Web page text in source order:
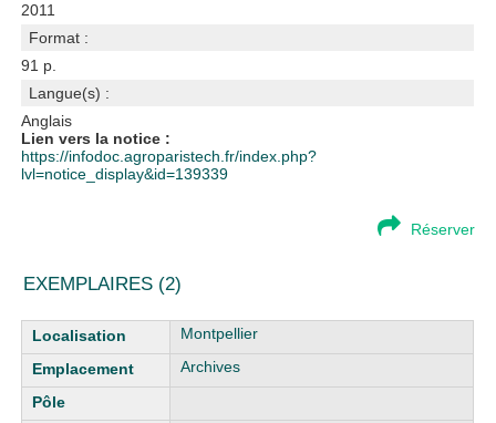
2011
Format :
91 p.
Langue(s) :
Anglais
Lien vers la notice :
https://infodoc.agroparistech.fr/index.php?
lvl=notice_display&id=139339
Réserver
EXEMPLAIRES (2)
Liste des exemplaires
Montpellier
Archives